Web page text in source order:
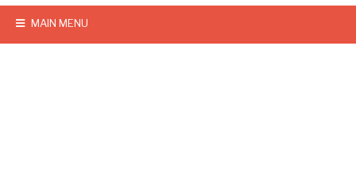
MAIN MENU